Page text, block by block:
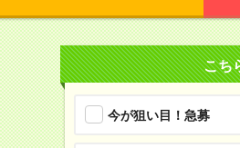
こち
今が狙い目！急募